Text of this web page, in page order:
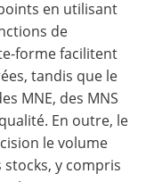
en utilisant
de
forme facilitent
tandis que le
MNE, des MNS
En outre, le
le volume
y compris